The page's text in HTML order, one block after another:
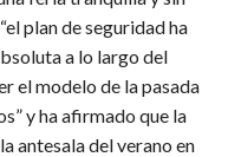
plan de seguridad ha
a lo largo del
el modelo de la pasada
y ha afirmado que la
antesala del verano en